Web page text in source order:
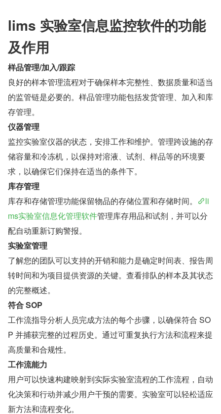
lims 实验室信息监控软件的功能
及作用
样品管理/加入/跟踪
良好的样本管理流程对于确保样本完整性、数据质量和适当
的监管链是必要的。样品管理功能包括发货管理、加入和库
存管理。
仪器管理
监控实验室仪器的状态，安排工作和维护。管理跨设施的存
储容量和冷冻机，以保持对溶液、试剂、样品等的环境要
求，以确保它们保持在适当的条件下。
库存管理
库存和存储管理功能保留物品的存储位置和存储时间。
li
ms实验室信息化管理软件管理库存用品和试剂，并可以分
配自动重新订购警报。
实验室管理
了解您的团队可以支持的开销和能力是确定时间表、报告周
转时间和为项目提供资源的关键。查看排队的样本及其状态
的完整概述。
符合 SOP
工作流指导分析人员完成方法的每个步骤，以确保符合 SO
P 并捕获完整的过程历史。通过可重复执行方法和流程来提
高质量和合规性。
工作流能力
用户可以快速构建映射到实际实验室流程的工作流程，自动
化决策和行动并减少用户干预的需要。实验室可以轻松适应
新方法和流程变化。